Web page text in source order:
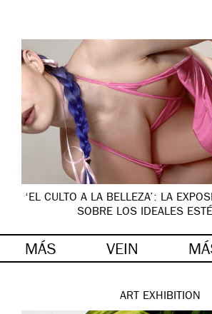
‘EL CULTO A LA BELLEZA’: LA
SOBRE LOS IDEALES
MÁS VEIN
ART EXHIBITION